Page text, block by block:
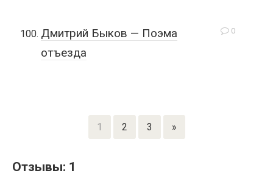
0
Дмитрий Быков — Поэма
отъезда
1 2 3 »
Отзывы: 1